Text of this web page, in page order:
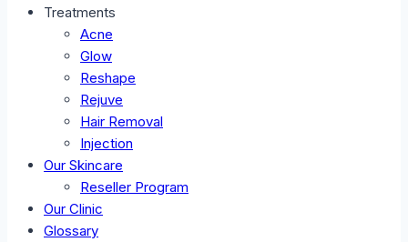
Treatments
Acne
Glow
Reshape
Rejuve
Hair Removal
Injection
Our Skincare
Reseller Program
Our Clinic
Glossary